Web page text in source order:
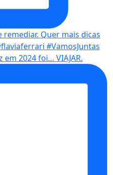
2024 foi… VIAJAR.